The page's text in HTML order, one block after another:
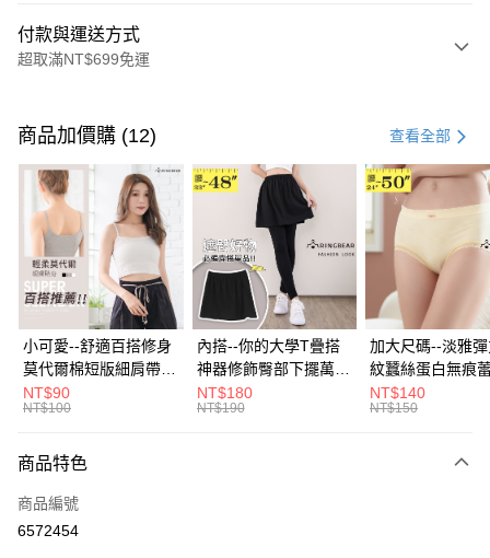
付款與運送方式
超取滿NT$699免運
信用卡一次付款
超商取貨付款
LINE Pay
Apple Pay
街口支付
悠遊付
Google Pay
全盈+PAY
大哥付你分期
【大哥付你分期使用說明】
1.本服務由台灣大哥大提供，台灣大哥大用戶可立即使用無須另外申請。
AFTEE先享後付
商品加價購 (12) 查看全部
小可愛--舒適百搭修身
莫代爾棉短版細肩帶素
色背心(白.黑.灰L-2L)-
U582眼圈熊中大尺碼
NT$90
NT$100
內搭--你的大學T疊搭
神器修飾臀部下擺萬用
內搭裙/遮臀裙(黑2L-
6L)-Q155眼圈熊中大
NT$180
NT$190
加大尺碼--淡雅
紋蠶絲蛋白無痕
角內褲(白.粉.藍.
3L)-L28眼圈熊中
NT$140
NT$150
商品特色
商品編號
6572454